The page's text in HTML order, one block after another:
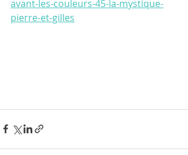
avant-les-couleurs-45-la-mystique-
pierre-et-gilles